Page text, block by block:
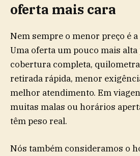
oferta mais cara
Nem sempre o menor preço é
Uma oferta um pouco mais
cobertura completa,
retirada rápida, menor
melhor atendimento. Em
muitas malas ou horários
têm peso real.
Nós também consideramos o